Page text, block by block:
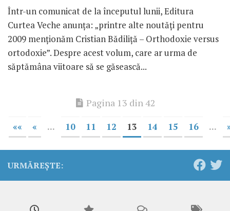
Într-un comunicat de la începutul lunii, Editura
Curtea Veche anunţa: „printre alte noutăţi pentru
2009 menţionăm Cristian Bădiliţă – Orthodoxie versus
ortodoxie”. Despre acest volum, care ar urma de
săptămâna viitoare să se găsească...
Pagina 13 din 42
«« « ... 10 11 12 13 14 15 16 ...
URMĂREȘTE: